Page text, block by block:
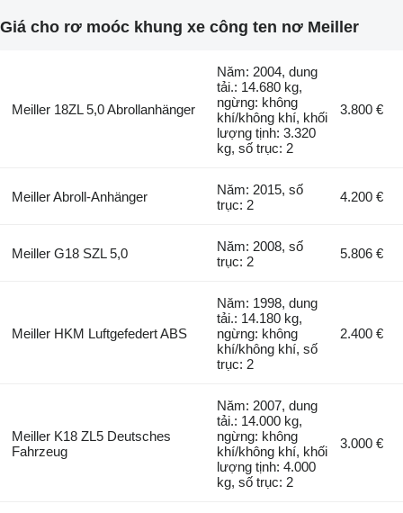
Giá cho rơ moóc khung xe công ten nơ Meiller
Meiller 18ZL 5,0 Abrollanhänger
Năm: 2004, dung
tải.: 14.680 kg,
ngừng: không
khí/không khí, khối
lượng tịnh: 3.320
kg, số trục: 2
3.800 €
Meiller Abroll-Anhänger
Năm: 2015, số
trục: 2
4.200 €
Meiller G18 SZL 5,0
Năm: 2008, số
trục: 2
5.806 €
Meiller HKM Luftgefedert ABS
Năm: 1998, dung
tải.: 14.180 kg,
ngừng: không
khí/không khí, số
trục: 2
2.400 €
Meiller K18 ZL5 Deutsches
Fahrzeug
Năm: 2007, dung
tải.: 14.000 kg,
ngừng: không
khí/không khí, khối
lượng tịnh: 4.000
kg, số trục: 2
3.000 €